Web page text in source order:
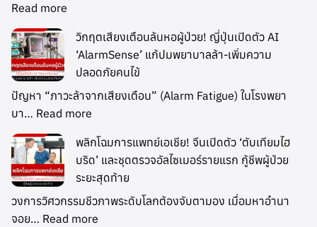
Read more
วิกฤตเสียงเตือนล้นหอผู้ป่วย! ญี่ปุ่นเปิดตัว AI
‘AlarmSense’ แก้ปมพยาบาลล้า-เพิ่มความ
ปลอดภัยคนไข้
ปัญหา “ภาวะล้าจากเสียงเตือน” (Alarm Fatigue) ในโรงพยา
บา… Read more
พลิกโฉมการแพทย์เอเชีย! จีนเปิดตัว ‘ตับเทียมไฮ
บริด’ และชุดตรวจอัลไซเมอร์รายแรก กู้ชีพผู้ป่วย
ระยะสุดท้าย
วงการวิศวกรรมชีวภาพระดับโลกต้องจับตามอง เมื่อมหาอำนา
จอย… Read more